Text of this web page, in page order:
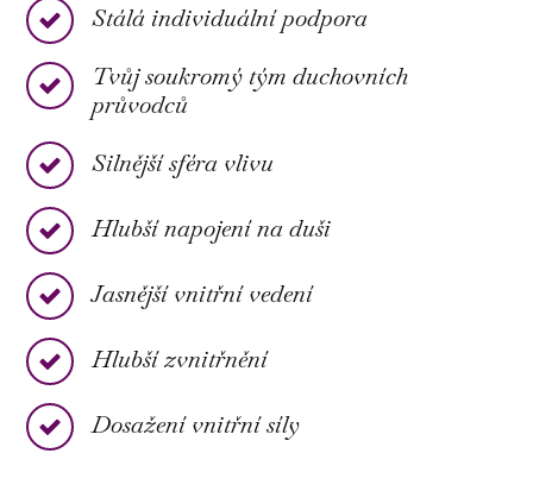
Stálá individuální podpora
Tvůj soukromý tým duchovních
průvodců
Silnější sféra vlivu
Hlubší napojení na duši
Jasnější vnitřní vedení
Hlubší zvnitřnění
Dosažení vnitřní síly